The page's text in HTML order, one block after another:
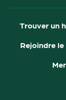
Trouver un
Rejoindre